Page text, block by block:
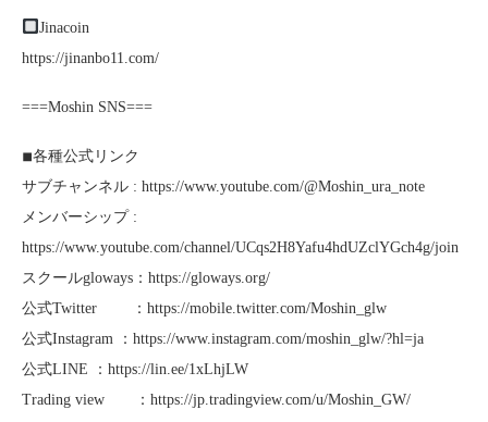
Jinacoin
https://jinanbo11.com/
===Moshin SNS===
◾︎各種公式リンク
サブチャンネル : https://www.youtube.com/@Moshin_ura_note
メンバーシップ :
https://www.youtube.com/channel/UCqs2H8Yafu4hdUZclYGch4g/join
スクールgloways：https://gloways.org/
公式Twitter ：https://mobile.twitter.com/Moshin_glw
公式Instagram ：https://www.instagram.com/moshin_glw/?hl=ja
公式LINE ：https://lin.ee/1xLhjLW
Trading view ：https://jp.tradingview.com/u/Moshin_GW/